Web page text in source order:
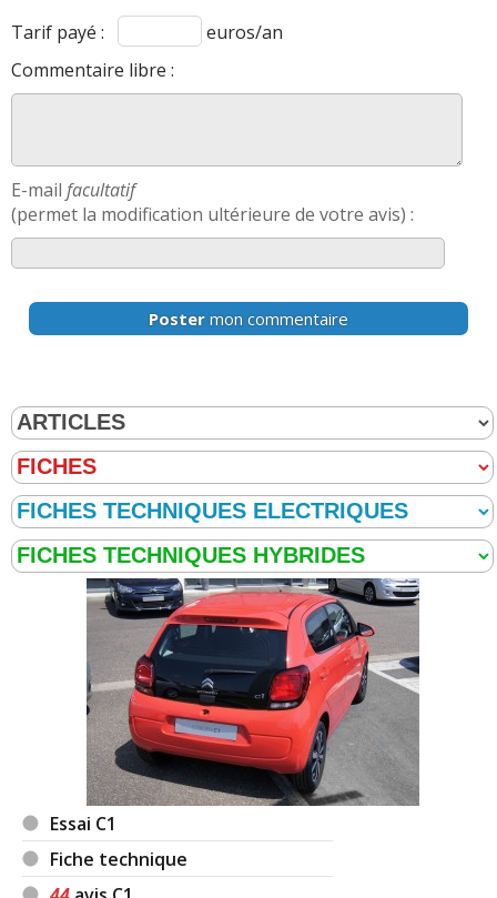
Tarif payé :
euros/an
Commentaire libre :
E-mail facultatif
(permet la modification ultérieure de votre avis) :
Poster mon commentaire
Essai C1
Fiche technique